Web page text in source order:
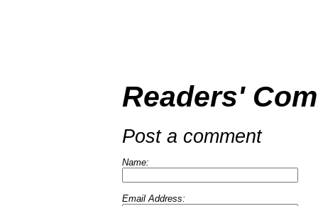
Readers'
Post a comment
Name:
Email Address: